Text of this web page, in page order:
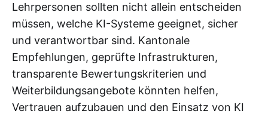
Lehrpersonen sollten nicht allein entscheiden
müssen, welche KI-Systeme geeignet, sicher
und verantwortbar sind. Kantonale
Empfehlungen, geprüfte Infrastrukturen,
transparente Bewertungskriterien und
Weiterbildungsangebote könnten helfen,
Vertrauen aufzubauen und den Einsatz von KI